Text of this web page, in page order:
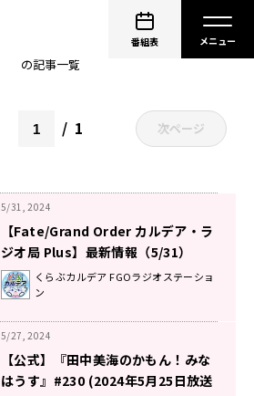
番組表
の記事一覧
1 次ページ
5/31, 2024
【Fate/Grand Order カルデア・ラ
ジオ局 Plus】最新情報（5/31）
くらぶカルデア FGOラジオステーショ
ン
5/27, 2024
【公式】『田中美海のかもん！みな
はうす』#230 (2024年5月25日放送